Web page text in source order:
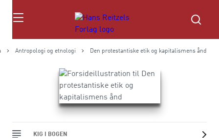
Søg
Antropologi og etnologi Den protestantiske etik og kapitalismens ånd
KIG I BOGEN